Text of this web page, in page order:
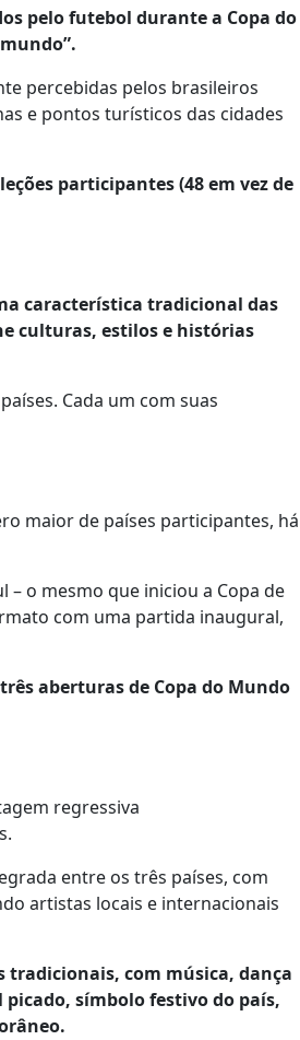
pelo futebol durante a Copa do
percebidas pelos brasileiros
e pontos turísticos das cidades
participantes (48 em vez de
característica tradicional das
culturas, estilos e histórias
Cada um com suas
maior de países participantes, há
o mesmo que iniciou a Copa de
com uma partida inaugural,
aberturas de Copa do Mundo
regressiva
entre os três países, com
artistas locais e internacionais
tradicionais, com música, dança
símbolo festivo do país,